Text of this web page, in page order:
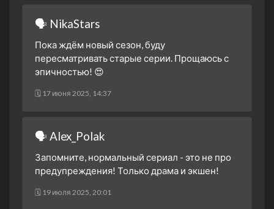
🗣 NikaStars
Пока ждём новый сезон, буду
пересматривать старые серии. Прощаюсь с
эпичностью! 😍
🗓 17 июня 2025, 14:37
🗣 Alex_Polak
Запомните, нормальный сериал - это не про
предупреждения! Только драма и экшен!
🗓 19 июля 2025, 20:01